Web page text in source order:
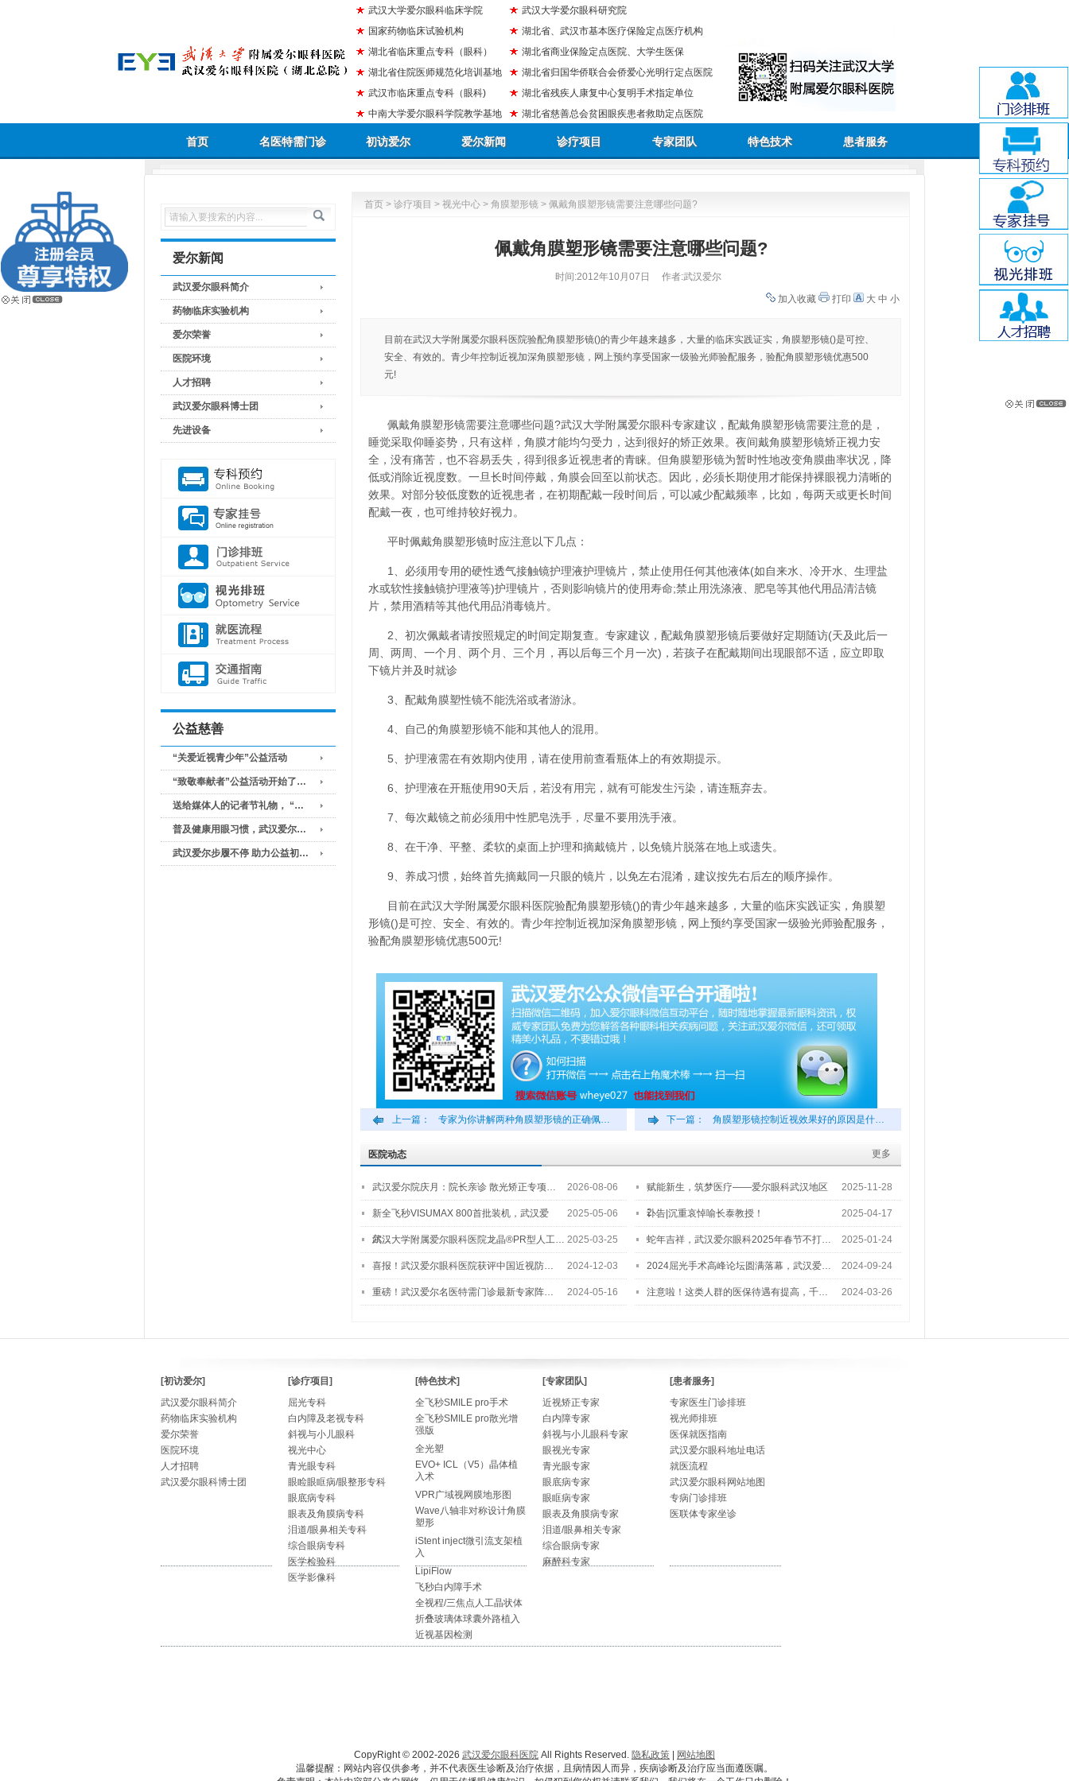
武汉大学爱尔眼科临床学院
国家药物临床试验机构
湖北省临床重点专科（眼科）
湖北省住院医师规范化培训基地
武汉市临床重点专科（眼科)
中南大学爱尔眼科学院教学基地
武汉大学爱尔眼科研究院
湖北省、武汉市基本医疗保险定点医疗机构
湖北省商业保险定点医院、大学生医保
湖北省归国华侨联合会侨爱心光明行定点医院
湖北省残疾人康复中心复明手术指定单位
湖北省慈善总会贫困眼疾患者救助定点医院
首页 名医特需门诊 初访爱尔 爱尔新闻 诊疗项目 专家团队 特色技术 患者服务
爱尔新闻
武汉爱尔眼科简介
药物临床实验机构
爱尔荣誉
医院环境
人才招聘
武汉爱尔眼科博士团
先进设备
公益慈善
“关爱近视青少年”公益活动
“致敬奉献者”公益活动开始了…
送给媒体人的记者节礼物， “…
普及健康用眼习惯，武汉爱尔…
武汉爱尔步履不停 助力公益初…
首页 > 诊疗项目 > 视光中心 > 角膜塑形镜 > 佩戴角膜塑形镜需要注意哪些问题?
佩戴角膜塑形镜需要注意哪些问题?
时间:2012年10月07日
作者:武汉爱尔
加入收藏
打印 大 中 小
目前在武汉大学附属爱尔眼科医院验配角膜塑形镜()的青少年越来越多，大量的临床实践证实，角膜塑形镜()是可控、
安全、有效的。青少年控制近视加深角膜塑形镜，网上预约享受国家一级验光师验配服务，验配角膜塑形镜优惠500
元!
佩戴角膜塑形镜需要注意哪些问题?武汉大学附属爱尔眼科专家建议，配戴角膜塑形镜需要注意的是，
睡觉采取仰睡姿势，只有这样，角膜才能均匀受力，达到很好的矫正效果。夜间戴角膜塑形镜矫正视力安
全，没有痛苦，也不容易丢失，得到很多近视患者的青睐。但角膜塑形镜为暂时性地改变角膜曲率状况，降
低或消除近视度数。一旦长时间停戴，角膜会回至以前状态。因此，必须长期使用才能保持裸眼视力清晰的
效果。对部分较低度数的近视患者，在初期配戴一段时间后，可以减少配戴频率，比如，每两天或更长时间
配戴一夜，也可维持较好视力。
平时佩戴角膜塑形镜时应注意以下几点：
1、必须用专用的硬性透气接触镜护理液护理镜片，禁止使用任何其他液体(如自来水、冷开水、生理盐
水或软性接触镜护理液等)护理镜片，否则影响镜片的使用寿命;禁止用洗涤液、肥皂等其他代用品清洁镜
片，禁用酒精等其他代用品消毒镜片。
2、初次佩戴者请按照规定的时间定期复查。专家建议，配戴角膜塑形镜后要做好定期随访(天及此后一
周、两周、一个月、两个月、三个月，再以后每三个月一次)，若孩子在配戴期间出现眼部不适，应立即取
下镜片并及时就诊
3、配戴角膜塑性镜不能洗浴或者游泳。
4、自己的角膜塑形镜不能和其他人的混用。
5、护理液需在有效期内使用，请在使用前查看瓶体上的有效期提示。
6、护理液在开瓶使用90天后，若没有用完，就有可能发生污染，请连瓶弃去。
7、每次戴镜之前必须用中性肥皂洗手，尽量不要用洗手液。
8、在干净、平整、柔软的桌面上护理和摘戴镜片，以免镜片脱落在地上或遗失。
9、养成习惯，始终首先摘戴同一只眼的镜片，以免左右混淆，建议按先右后左的顺序操作。
目前在武汉大学附属爱尔眼科医院验配角膜塑形镜()的青少年越来越多，大量的临床实践证实，角膜塑
形镜()是可控、安全、有效的。青少年控制近视加深角膜塑形镜，网上预约享受国家一级验光师验配服务，
验配角膜塑形镜优惠500元!
上一篇： 专家为你讲解两种角膜塑形镜的正确佩… 下一篇： 角膜塑形镜控制近视效果好的原因是什…
更多
医院动态
武汉爱尔院庆月：院长亲诊 散光矫正专项… 2026-08-06 赋能新生，筑梦医疗——爱尔眼科武汉地区
2…
2025-11-28
新全飞秒VISUMAX 800首批装机，武汉爱
尔…
2025-05-06 讣告|沉重哀悼喻长泰教授！ 2025-04-17
武汉大学附属爱尔眼科医院龙晶®PR型人工… 2025-03-25 蛇年吉祥，武汉爱尔眼科2025年春节不打… 2025-01-24
喜报！武汉爱尔眼科医院获评中国近视防… 2024-12-03 2024屈光手术高峰论坛圆满落幕，武汉爱… 2024-09-24
重磅！武汉爱尔名医特需门诊最新专家阵… 2024-05-16 注意啦！这类人群的医保待遇有提高，千… 2024-03-26
[初访爱尔]
武汉爱尔眼科简介
药物临床实验机构
爱尔荣誉
医院环境
人才招聘
武汉爱尔眼科博士团
[诊疗项目]
屈光专科
白内障及老视专科
斜视与小儿眼科
视光中心
青光眼专科
眼睑眼眶病/眼整形专科
眼底病专科
眼表及角膜病专科
泪道/眼鼻相关专科
综合眼病专科
医学检验科
医学影像科
[特色技术]
全飞秒SMILE pro手术
全飞秒SMILE pro散光增
强版
全光塑
EVO+ ICL（V5）晶体植
入术
VPR广域视网膜地形图
Wave八轴非对称设计角膜
塑形
iStent inject微引流支架植
入
LipiFlow
飞秒白内障手术
全视程/三焦点人工晶状体
折叠玻璃体球囊外路植入
近视基因检测
[专家团队]
近视矫正专家
白内障专家
斜视与小儿眼科专家
眼视光专家
青光眼专家
眼底病专家
眼眶病专家
眼表及角膜病专家
泪道/眼鼻相关专家
综合眼病专家
麻醉科专家
[患者服务]
专家医生门诊排班
视光师排班
医保就医指南
武汉爱尔眼科地址电话
就医流程
武汉爱尔眼科网站地图
专病门诊排班
医联体专家坐诊
CopyRight © 2002-2026 武汉爱尔眼科医院 All Rights Reserved. 隐私政策
网站地图
温馨提醒：网站内容仅供参考，并不代表医生诊断及治疗依据，且病情因人而异，疾病诊断及治疗应当面遵医嘱。